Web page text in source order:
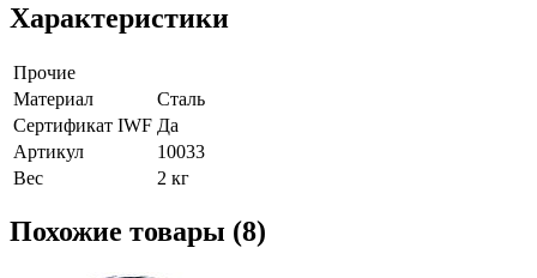
Характеристики
Прочие
Материал
Сталь
Сертификат IWF Да
Артикул
10033
Вес
2 кг
Похожие товары (8)